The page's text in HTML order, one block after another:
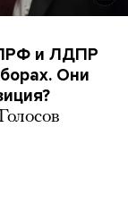
и ЛДПР
Они